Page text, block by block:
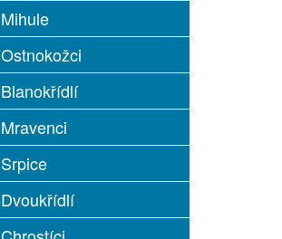
Mihule
Ostnokožci
Blanokřídlí
Mravenci
Srpice
Dvoukřídlí